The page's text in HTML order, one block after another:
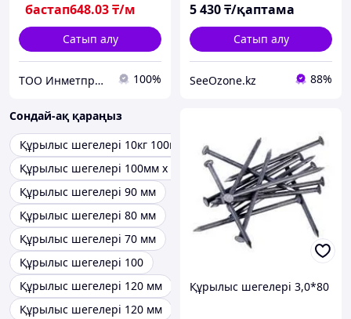
бастап648.03₸/м
Сатып алу
ТОО Инметпром 100%
5 430₸/қаптама
Сатып алу
SeeOzone.kz 88%
Сондай-ақ қараңыз
Құрылыс шегелері 10кг 100мм
Құрылыс шегелері 100мм х 4мм
Құрылыс шегелері 90 мм
Құрылыс шегелері 80 мм
Құрылыс шегелері 70 мм
Құрылыс шегелері 100
Құрылыс шегелері 120 мм
Құрылыс шегелері 120 мм
Құрылыс шегелері 3,0*80